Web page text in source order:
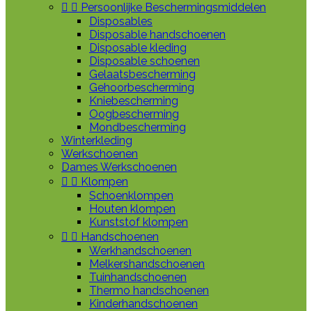
  Persoonlijke Beschermingsmiddelen
Disposables
Disposable handschoenen
Disposable kleding
Disposable schoenen
Gelaatsbescherming
Gehoorbescherming
Kniebescherming
Oogbescherming
Mondbescherming
Winterkleding
Werkschoenen
Dames Werkschoenen
  Klompen
Schoenklompen
Houten klompen
Kunststof klompen
  Handschoenen
Werkhandschoenen
Melkershandschoenen
Tuinhandschoenen
Thermo handschoenen
Kinderhandschoenen